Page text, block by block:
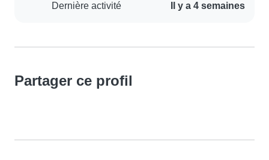
Dernière activité Il y a 4 semaines
Partager ce profil